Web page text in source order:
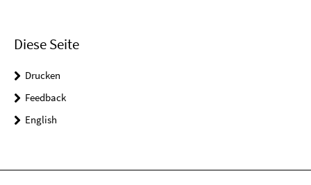
Diese Seite
Drucken
Feedback
English